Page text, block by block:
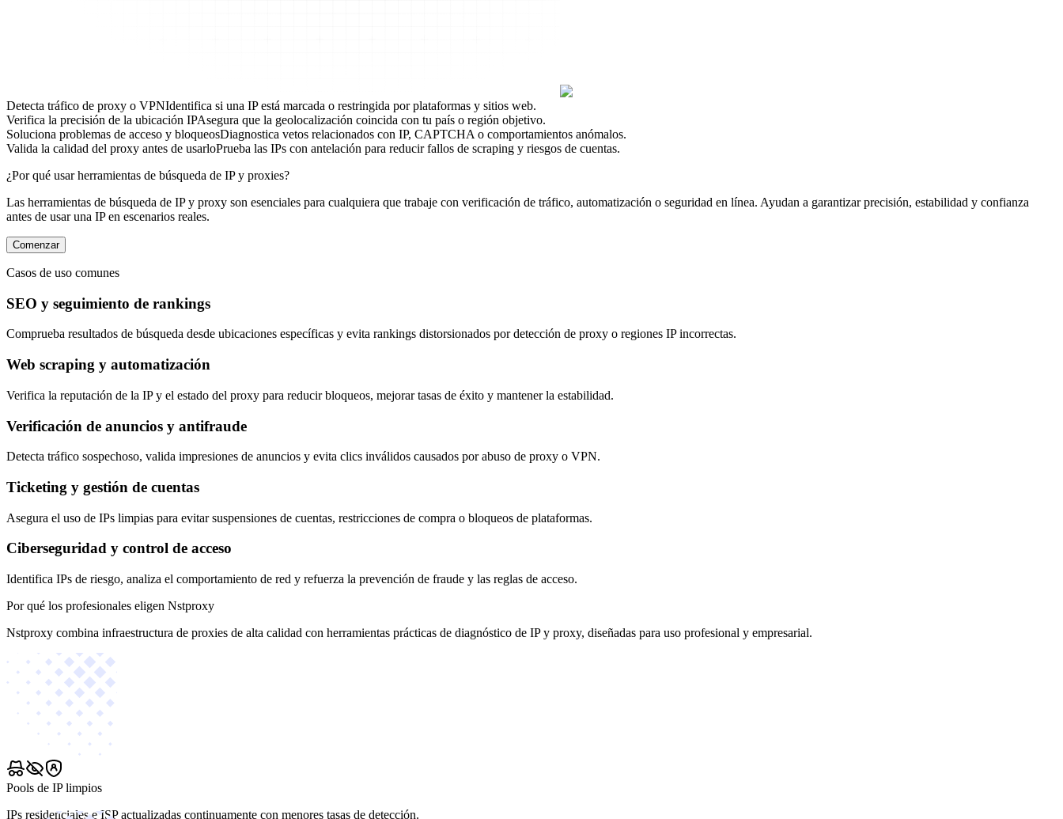
Detecta tráfico de proxy o VPNIdentifica si una IP está marcada o restringida por plataformas y sitios web.
Verifica la precisión de la ubicación IPAsegura que la geolocalización coincida con tu país o región objetivo.
Soluciona problemas de acceso y bloqueosDiagnostica vetos relacionados con IP, CAPTCHA o comportamientos anómalos.
Valida la calidad del proxy antes de usarloPrueba las IPs con antelación para reducir fallos de scraping y riesgos de cuentas.
¿Por qué usar herramientas de búsqueda de IP y proxies?
Las herramientas de búsqueda de IP y proxy son esenciales para cualquiera que trabaje con verificación de tráfico, automatización o seguridad en línea. Ayudan a garantizar precisión, estabilidad y confianza
antes de usar una IP en escenarios reales.
Comenzar
Casos de uso comunes
SEO y seguimiento de rankings
Comprueba resultados de búsqueda desde ubicaciones específicas y evita rankings distorsionados por detección de proxy o regiones IP incorrectas.
Web scraping y automatización
Verifica la reputación de la IP y el estado del proxy para reducir bloqueos, mejorar tasas de éxito y mantener la estabilidad.
Verificación de anuncios y antifraude
Detecta tráfico sospechoso, valida impresiones de anuncios y evita clics inválidos causados por abuso de proxy o VPN.
Ticketing y gestión de cuentas
Asegura el uso de IPs limpias para evitar suspensiones de cuentas, restricciones de compra o bloqueos de plataformas.
Ciberseguridad y control de acceso
Identifica IPs de riesgo, analiza el comportamiento de red y refuerza la prevención de fraude y las reglas de acceso.
Por qué los profesionales eligen Nstproxy
Nstproxy combina infraestructura de proxies de alta calidad con herramientas prácticas de diagnóstico de IP y proxy, diseñadas para uso profesional y empresarial.
Pools de IP limpios
IPs residenciales e ISP actualizadas continuamente con menores tasas de detección.